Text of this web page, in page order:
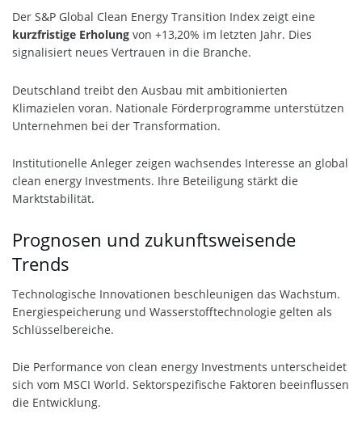
Der S&P Global Clean Energy Transition Index zeigt eine
kurzfristige Erholung von +13,20% im letzten Jahr. Dies
signalisiert neues Vertrauen in die Branche.
Deutschland treibt den Ausbau mit ambitionierten
Klimazielen voran. Nationale Förderprogramme unterstützen
Unternehmen bei der Transformation.
Institutionelle Anleger zeigen wachsendes Interesse an global
clean energy Investments. Ihre Beteiligung stärkt die
Marktstabilität.
Prognosen und zukunftsweisende
Trends
Technologische Innovationen beschleunigen das Wachstum.
Energiespeicherung und Wasserstofftechnologie gelten als
Schlüsselbereiche.
Die Performance von clean energy Investments unterscheidet
sich vom MSCI World. Sektorspezifische Faktoren beeinflussen
die Entwicklung.